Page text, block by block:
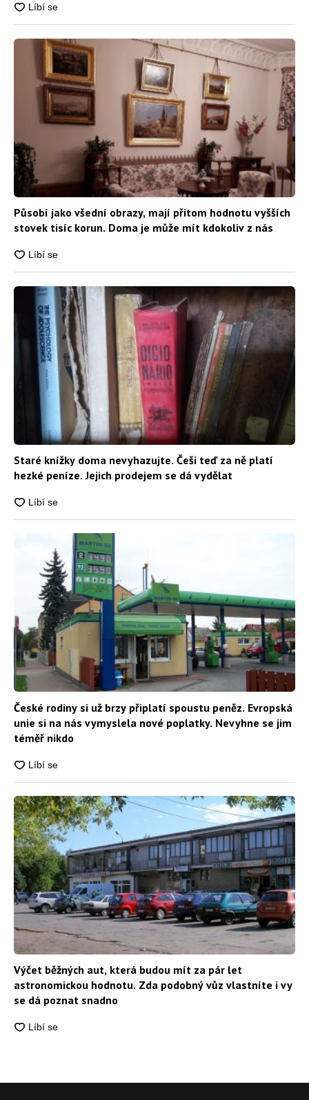
Působí jako všední obrazy, mají přitom hodnotu vyšších
stovek tisíc korun. Doma je může mít kdokoliv z nás
Staré knížky doma nevyhazujte. Češi teď za ně platí
hezké peníze. Jejich prodejem se dá vydělat
České rodiny si už brzy připlatí spoustu peněz. Evropská
unie si na nás vymyslela nové poplatky. Nevyhne se jim
téměř nikdo
Výčet běžných aut, která budou mít za pár let
astronomickou hodnotu. Zda podobný vůz vlastníte i vy
se dá poznat snadno